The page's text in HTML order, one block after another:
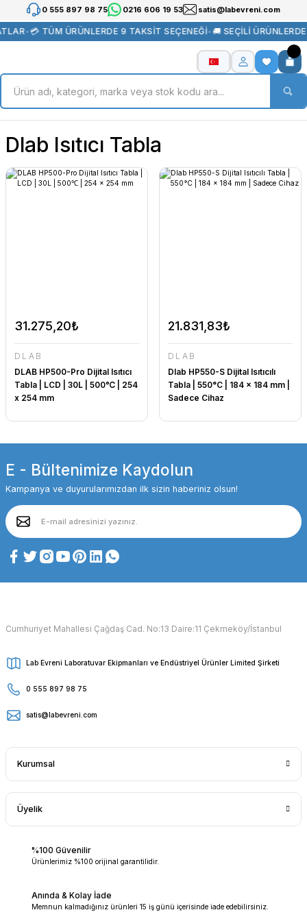
0 555 897 98 75 0216 606 19 53 satis@labevreni.com
•💳 TÜM ÜRÜNLERDE 9 TAKSİT SEÇENEĞİ•🚚 SEÇİLİ
Dlab Isıtıcı Tabla
31.275,20₺
DLAB
DLAB HP500-Pro Dijital Isıtıcı
Tabla | LCD | 30L | 500℃ | 254
x 254 mm
21.831,83₺
DLAB
Dlab HP550-S Dijital Isıtıcılı
Tabla | 550°C | 184 x 184 mm |
Sadece Cihaz
E - Bültenimize Kaydolun
Kampanya ve duyurularımızdan ilk sizin haberiniz olsun!
Cumhuriyet Mahallesi Çağdaş Cad. No:13 Daire:11 Çekmeköy/İstanbul
Lab Evreni Laboratuvar Ekipmanları ve Endüstriyel Ürünler Limited Şirketi
0 555 897 98 75
satis@labevreni.com
Kurumsal
Üyelik
%100 Güvenilir
Ürünlerimiz %100 orijinal garantilidir.
Anında & Kolay İade
Memnun kalmadığınız ürünleri 15 iş günü içerisinde iade edebilirsiniz.